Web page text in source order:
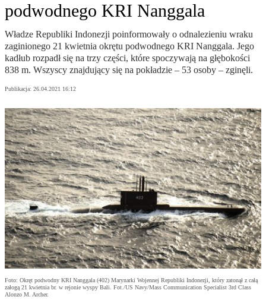
podwodnego KRI Nanggala
Władze Republiki Indonezji poinformowały o odnalezieniu wraku
zaginionego 21 kwietnia okrętu podwodnego KRI Nanggala. Jego
kadłub rozpadł się na trzy części, które spoczywają na głębokości
838 m. Wszyscy znajdujący się na pokładzie ‒ 53 osoby ‒ zginęli.
Publikacja: 26.04.2021 16:12
Foto: Okręt podwodny KRI Nanggala (402) Marynarki Wojennej Republiki Indonezji, który zatonął z całą
załogą 21 kwietnia br. w rejonie wyspy Bali. Fot./US Navy/Mass Communication Specialist 3rd Class
Alonzo M. Archer.